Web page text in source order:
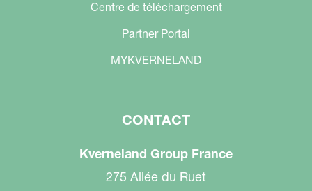
Centre de téléchargement
Partner Portal
MYKVERNELAND
CONTACT
Kverneland Group France
275 Allée du Ruet